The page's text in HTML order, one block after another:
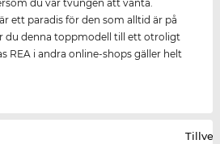
du var tvungen att vänta.
ett paradis för den som alltid är på
du denna toppmodell till ett otroligt
REA i andra online-shops gäller helt